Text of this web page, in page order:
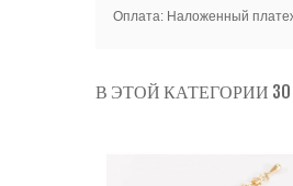
Оплата: Наложенный
В ЭТОЙ КАТЕГОРИИ